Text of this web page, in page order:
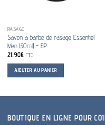
RASAGE
Savon à barbe de rasage Essentiel
Men (50ml) – EP
21.90€ TTC
AJOUTER AU PANIER
BOUTIQUE EN LIGNE POUR